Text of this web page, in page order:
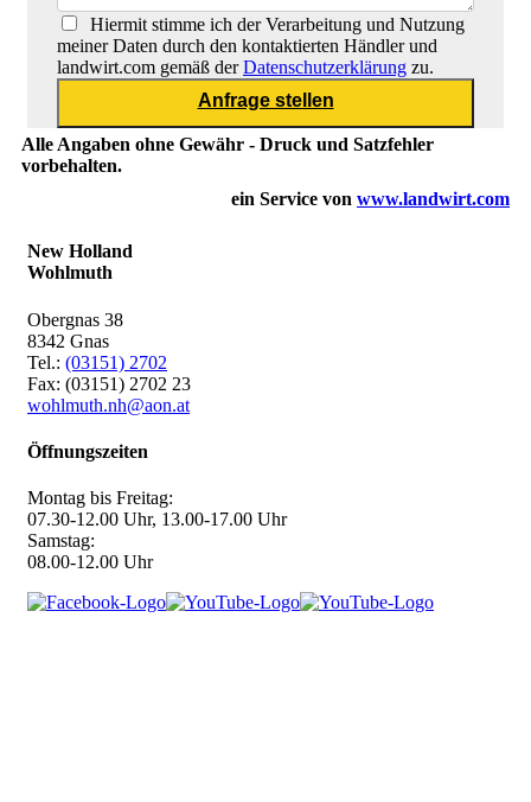
Hiermit stimme ich der Verarbeitung und Nutzung
meiner Daten durch den kontaktierten Händler und
landwirt.com gemäß derDatenschutzerklärung zu.
Alle Angaben ohne Gewähr - Druck und Satzfehler
vorbehalten.
ein Service von www.landwirt.com
New Holland
Wohlmuth
Obergnas 38
8342 Gnas
Tel.: (03151) 2702
Fax: (03151) 2702 23
wohlmuth.nh@aon.at
Öffnungszeiten
Montag bis Freitag:
07.30-12.00 Uhr, 13.00-17.00 Uhr
Samstag:
08.00-12.00 Uhr